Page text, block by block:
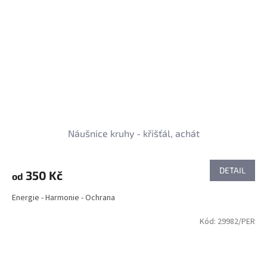
Náušnice kruhy - křišťál, achát
od 350 Kč DETAIL
Energie - Harmonie - Ochrana
Kód: 29982/PER